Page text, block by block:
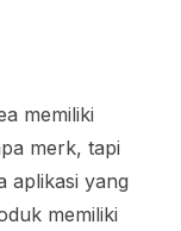
memiliki
merk, tapi
aplikasi yang
memiliki